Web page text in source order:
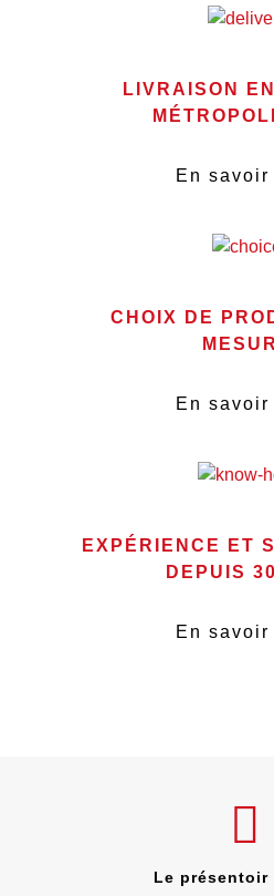
LIVRAISON
En savoir
CHOIX DE
En savoir
EXPÉRIENCE ET
DEPUIS
En savoir
Le